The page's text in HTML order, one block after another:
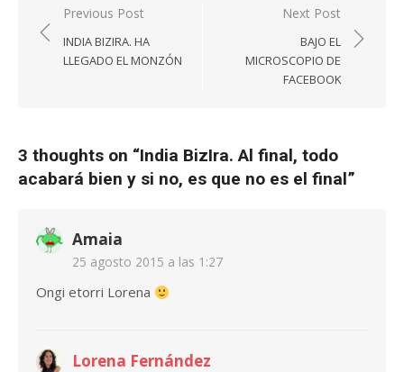
Navegación
de
entradas
Previous Post
INDIA BIZIRA. HA
LLEGADO EL MONZÓN
Next Post
BAJO EL
MICROSCOPIO DE
FACEBOOK
3 thoughts on “India BizIra. Al final, todo
acabará bien y si no, es que no es el final”
Amaia
25 agosto 2015 a las 1:27
Ongi etorri Lorena
Lorena Fernández